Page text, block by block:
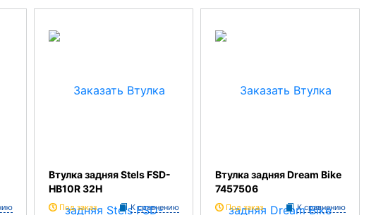
Втулка задняя Stels FSD-
HB10R 32H
Под заказ К сравнению
Втулка задняя Dream Bike
7457506
Под заказ К сравнению